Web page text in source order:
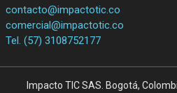
contacto@impactotic.co
comercial@impactotic.co
Tel. (57) 3108752177
Impacto TIC SAS. Bogotá,